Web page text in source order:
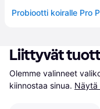
Liittyvät
Olemme valinneet
kiinnostaa sinua. Näytä